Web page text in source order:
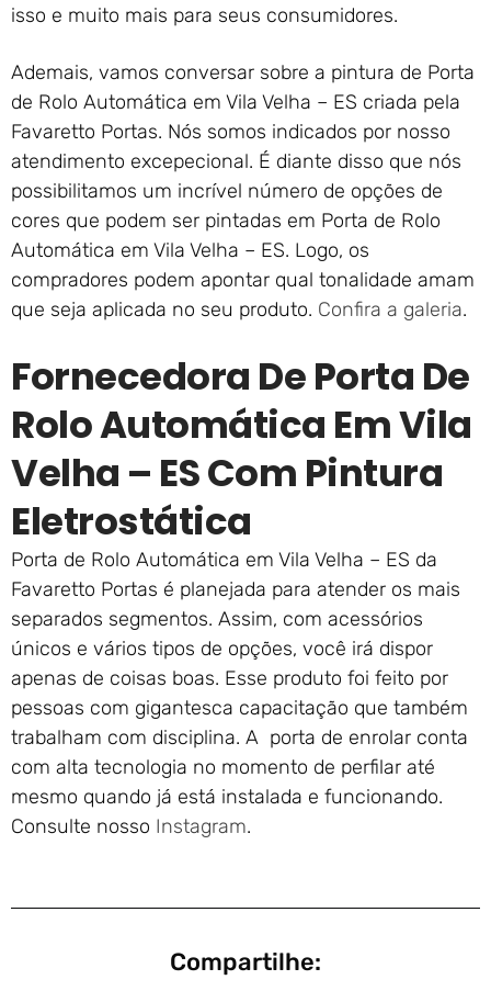
isso e muito mais para seus consumidores.
Ademais, vamos conversar sobre a pintura de Porta
de Rolo Automática em Vila Velha – ES criada pela
Favaretto Portas. Nós somos indicados por nosso
atendimento excepecional. É diante disso que nós
possibilitamos um incrível número de opções de
cores que podem ser pintadas em Porta de Rolo
Automática em Vila Velha – ES. Logo, os
compradores podem apontar qual tonalidade amam
que seja aplicada no seu produto. Confira a galeria.
Fornecedora De Porta De
Rolo Automática Em Vila
Velha – ES Com Pintura
Eletrostática
Porta de Rolo Automática em Vila Velha – ES da
Favaretto Portas é planejada para atender os mais
separados segmentos. Assim, com acessórios
únicos e vários tipos de opções, você irá dispor
apenas de coisas boas. Esse produto foi feito por
pessoas com gigantesca capacitação que também
trabalham com disciplina. A porta de enrolar conta
com alta tecnologia no momento de perfilar até
mesmo quando já está instalada e funcionando.
Consulte nosso Instagram.
Compartilhe: